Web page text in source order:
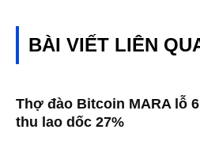
BÀI VIẾT LIÊN
Thợ đào Bitcoin MARA lỗ
thu lao dốc 27%